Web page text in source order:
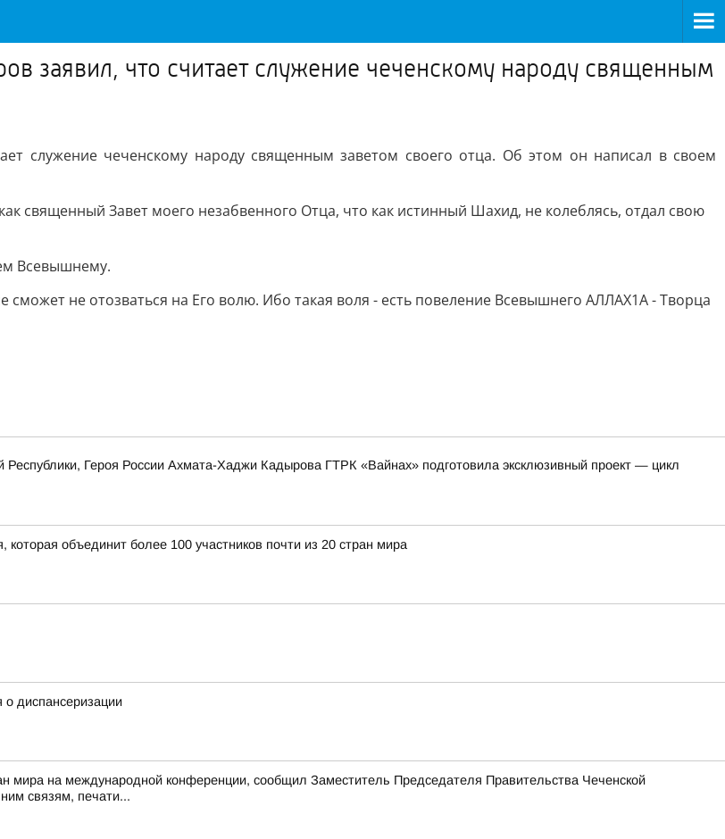
заявил, что считает служение чеченскому народу священным
служение чеченскому народу священным заветом своего отца. Об этом он написал в своем
священный Завет моего незабвенного Отца, что как истинный Шахид, не колеблясь, отдал свою
Всевышнему.
не отозваться на Его волю. Ибо такая воля - есть повеление Всевышнего АЛЛАХ1А - Творца
Героя России Ахмата-Хаджи Кадырова ГТРК «Вайнах» подготовила эксклюзивный проект — цикл
объединит более 100 участников почти из 20 стран мира
о диспансеризации
мира на международной конференции, сообщил Заместитель Председателя Правительства Чеченской
связям, печати...